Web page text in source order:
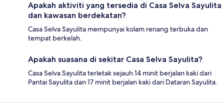
Apakah aktiviti yang tersedia di Casa Selva Sayulita
dan kawasan berdekatan?
Casa Selva Sayulita mempunyai kolam renang terbuka dan
tempat berkelah.
Apakah suasana di sekitar Casa Selva Sayulita?
Casa Selva Sayulita terletak sejauh 14 minit berjalan kaki dari
Pantai Sayulita dan 17 minit berjalan kaki dari Dataran Sayulita.